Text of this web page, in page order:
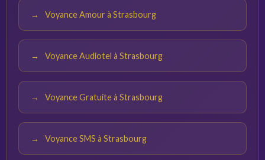
Voyance Amour à Strasbourg
Voyance Audiotel à Strasbourg
Voyance Gratuite à Strasbourg
Voyance SMS à Strasbourg